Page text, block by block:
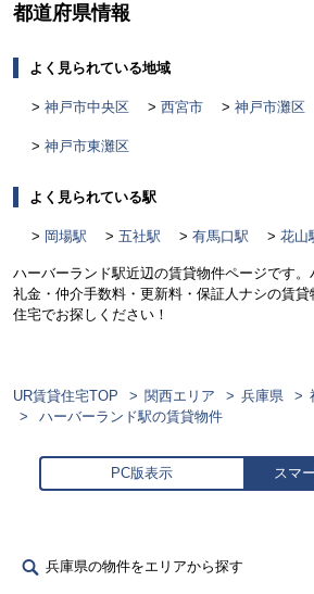
都道府県情報
よく見られている地域
神戸市中央区 西宮市 神戸市灘区
神戸市東灘区
よく見られている駅
岡場駅 五社駅 有馬口駅 花山
ハーバーランド駅近辺の賃貸物件ページです
礼金・仲介手数料・更新料・保証人ナシの賃
住宅でお探しください！
UR賃貸住宅TOP 関西エリア 兵庫県
ハーバーランド駅の賃貸物件
PC版表示 スマ
兵庫県の物件をエリアから探す